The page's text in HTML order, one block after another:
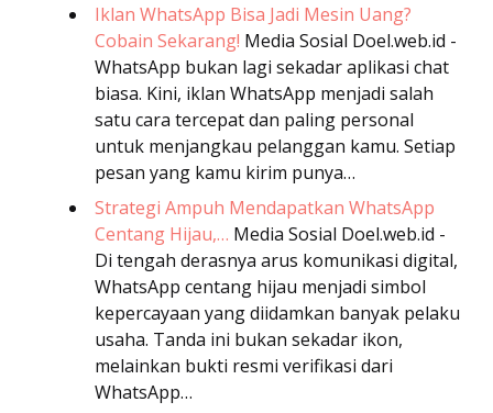
Iklan WhatsApp Bisa Jadi Mesin Uang?
Cobain Sekarang! Media Sosial Doel.web.id -
WhatsApp bukan lagi sekadar aplikasi chat
biasa. Kini, iklan WhatsApp menjadi salah
satu cara tercepat dan paling personal
untuk menjangkau pelanggan kamu. Setiap
pesan yang kamu kirim punya…
Strategi Ampuh Mendapatkan WhatsApp
Centang Hijau,… Media Sosial Doel.web.id -
Di tengah derasnya arus komunikasi digital,
WhatsApp centang hijau menjadi simbol
kepercayaan yang diidamkan banyak pelaku
usaha. Tanda ini bukan sekadar ikon,
melainkan bukti resmi verifikasi dari
WhatsApp…